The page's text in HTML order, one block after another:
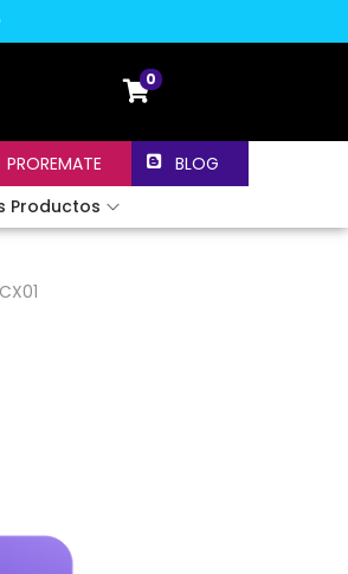
0
PROREMATE
BLOG
Productos